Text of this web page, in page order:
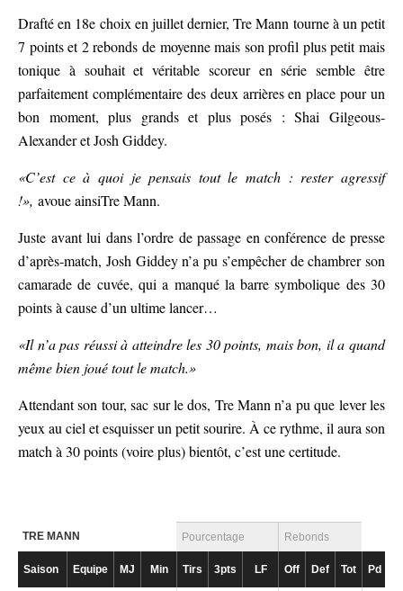
Drafté en 18e choix en juillet dernier, Tre Mann tourne à un petit
7 points et 2 rebonds de moyenne mais son profil plus petit mais
tonique à souhait et véritable scoreur en série semble être
parfaitement complémentaire des deux arrières en place pour un
bon moment, plus grands et plus posés : Shai Gilgeous-
Alexander et Josh Giddey.
«C’est ce à quoi je pensais tout le match : rester agressif
!», avoue ainsiTre Mann.
Juste avant lui dans l’ordre de passage en conférence de presse
d’après-match, Josh Giddey n’a pu s’empêcher de chambrer son
camarade de cuvée, qui a manqué la barre symbolique des 30
points à cause d’un ultime lancer…
«Il n’a pas réussi à atteindre les 30 points, mais bon, il a quand
même bien joué tout le match.»
Attendant son tour, sac sur le dos, Tre Mann n’a pu que lever les
yeux au ciel et esquisser un petit sourire. À ce rythme, il aura son
match à 30 points (voire plus) bientôt, c’est une certitude.
TRE MANN Pourcentage Rebonds
Saison Equipe MJ Min Tirs 3pts LF Off Def Tot Pd